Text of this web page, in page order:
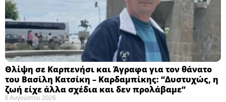
Θλίψη σε Καρπενήσι και Άγραφα για τον θάνατο
του Βασίλη Κατσίκη – Καρδαμπίκης: “Δυστυχώς, η
ζωή είχε άλλα σχέδια και δεν προλάβαμε”
6 Αυγούστου 2026